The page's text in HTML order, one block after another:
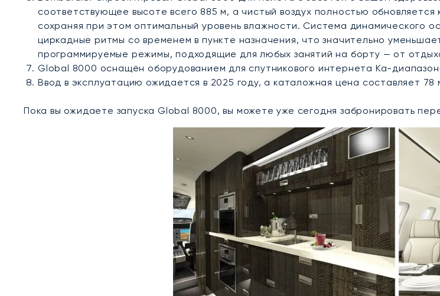
соответствующее высоте всего 885 м, а чистый воздух полностью обновляется
сохраняя при этом оптимальный уровень влажности. Система динамического
циркадные ритмы со временем в пункте назначения, что значительно
программируемые режимы, подходящие для любых занятий на борту — от
Global 8000 оснащён оборудованием для спутникового интернета Ka-
Ввод в эксплуатацию ожидается в 2025 году, а каталожная цена составляет 78
Пока вы ожидаете запуска Global 8000, вы можете уже сегодня забронировать